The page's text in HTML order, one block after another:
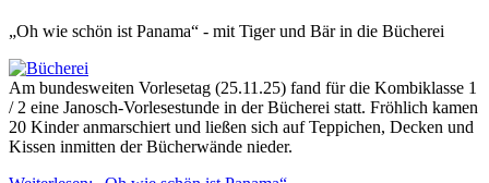
„Oh wie schön ist Panama“ - mit Tiger und Bär in die Bücherei
Am bundesweiten Vorlesetag (25.11.25) fand für die Kombiklasse 1
/ 2 eine Janosch-Vorlesestunde in der Bücherei statt. Fröhlich kamen
20 Kinder anmarschiert und ließen sich auf Teppichen, Decken und
Kissen inmitten der Bücherwände nieder.